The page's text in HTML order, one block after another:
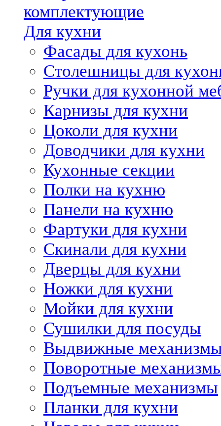
комплектующие
Для кухни
Фасады для кухонь
Столешницы для
Ручки для кухонной
Карнизы для кухни
Цоколи для кухни
Доводчики для кухни
Кухонные секции
Полки на кухню
Панели на кухню
Фартуки для кухни
Скинали для кухни
Дверцы для кухни
Ножки для кухни
Мойки для кухни
Сушилки для посуды
Выдвижные
Поворотные
Подъемные механизмы
Планки для кухни